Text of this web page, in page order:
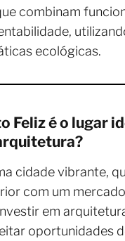
combinam
ecológicas.
Feliz é o lugar
cidade vibrante,
com um
em
oportunidades